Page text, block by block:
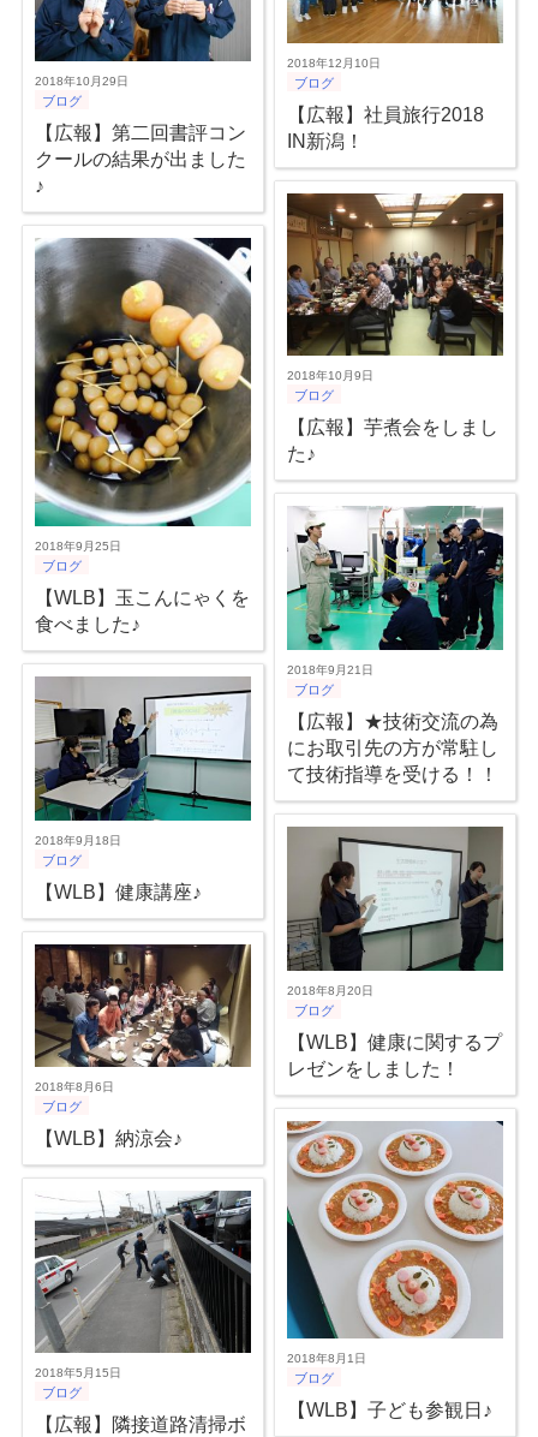
2018年12月10日
ブログ
【広報】社員旅行2018
IN新潟！
2018年10月29日
ブログ
【広報】第二回書評コン
クールの結果が出ました
♪
2018年10月9日
ブログ
【広報】芋煮会をしまし
た♪
2018年9月25日
ブログ
【WLB】玉こんにゃくを
食べました♪
2018年9月21日
ブログ
【広報】★技術交流の為
にお取引先の方が常駐し
て技術指導を受ける！！
2018年9月18日
ブログ
【WLB】健康講座♪
2018年8月20日
ブログ
【WLB】健康に関するプ
レゼンをしました！
2018年8月6日
ブログ
【WLB】納涼会♪
2018年8月1日
ブログ
【WLB】子ども参観日♪
2018年5月15日
ブログ
【広報】隣接道路清掃ボ